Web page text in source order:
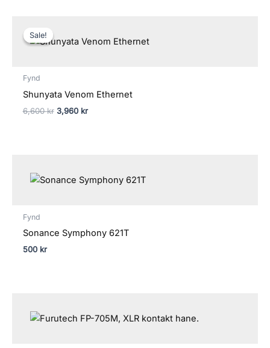
Sale!
Sale!
Fynd
Shunyata Venom Ethernet
6,600kr 3,960 kr
Fynd
Sonance Symphony 621T
500 kr